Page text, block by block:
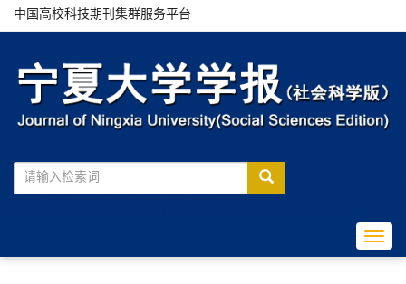
中国高校科技期刊集群服务平台